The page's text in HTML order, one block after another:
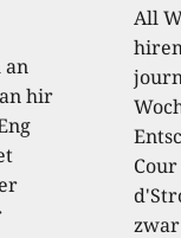
an
hir
All